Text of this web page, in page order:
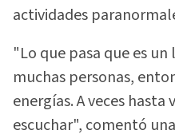
actividades
"Lo que pasa que es
muchas personas,
energías. A veces hasta
escuchar", comentó